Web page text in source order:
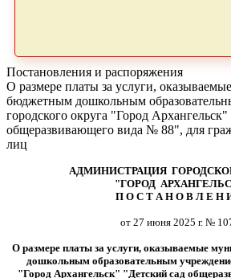
Постановления и распоряжения
О размере платы за услуги,
бюджетным дошкольным
городского округа "Город
общеразвивающего вида № 88", для
лиц
АДМИНИСТРАЦИЯ
"ГОРОД
П О С Т А Н О В Л Е Н
от 27 июня 2025 г. №
О размере платы за услуги, оказываемые
дошкольным образовательным
"Город Архангельск" "Детский сад